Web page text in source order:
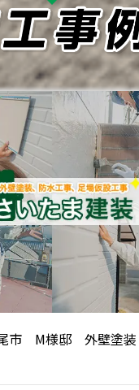
市 M様邸 外壁塗